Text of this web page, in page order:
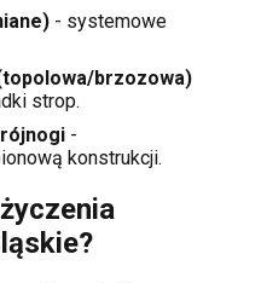
- systemowe
brzozowa)
strop.
-
konstrukcji.
?